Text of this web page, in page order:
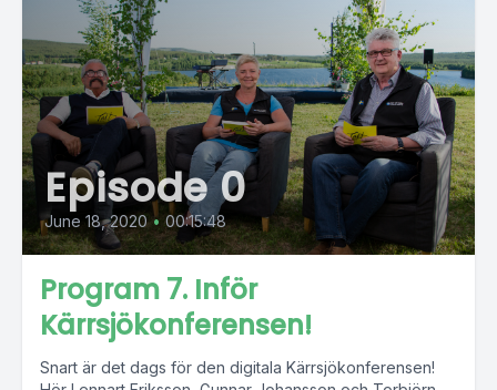
Episode 0
June 18, 2020 • 00:15:48
Program 7. Inför
Kärrsjökonferensen!
Snart är det dags för den digitala Kärrsjökonferensen!